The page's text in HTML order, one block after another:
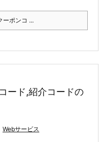
ポンコ ...
ード,紹介コードの
Webサービス